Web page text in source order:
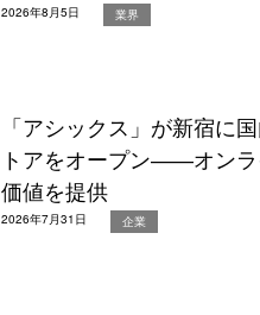
2026年8月5日 業界
「アシックス」が新宿に
トアをオープン――オン
価値を提供
2026年7月31日 企業